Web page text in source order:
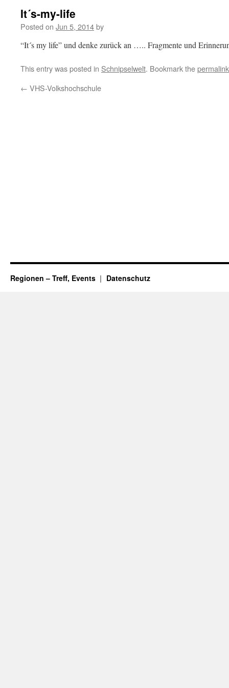
It´s-my-life
Posted on Jun 5, 2014by
“It´s my life” und denke zurück an ….. Fragmente und
This entry was posted in Schnipselwelt. Bookmark thepermalink
← VHS-Volkshochschule
Regionen – Treff, Events Datenschutz